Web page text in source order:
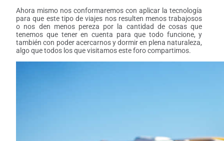
Ahora mismo nos conformaremos con aplicar la tecnología
para que este tipo de viajes nos resulten menos trabajosos
o nos den menos pereza por la cantidad de cosas que
tenemos que tener en cuenta para que todo funcione, y
también con poder acercarnos y dormir en plena naturaleza,
algo que todos los que visitamos este foro compartimos.